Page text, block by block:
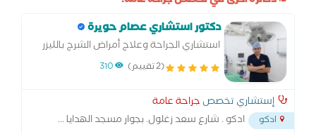
دكتور استشاري عصام حويرة
استشاري الجراحة وعلاج أمراض الشرج بالليزر
والمناظير
(2 تقييم) 310
إستشاري تخصص جراحة عامة
ادكو ادكو . شارع سعد زغلول. بجوار مسجد الهدايا...